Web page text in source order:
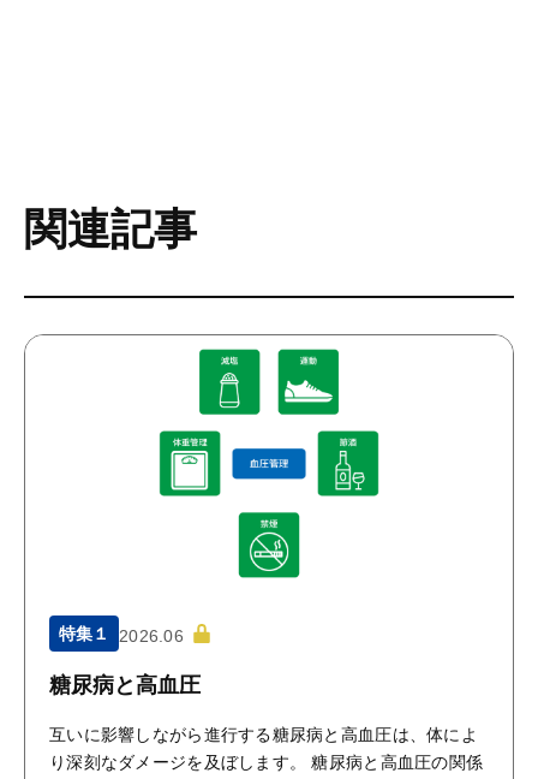
関連記事
特集１ 2026.06
糖尿病と高血圧
互いに影響しながら進行する糖尿病と高血圧は、体によ
り深刻なダメージを及ぼします。 糖尿病と高血圧の関係